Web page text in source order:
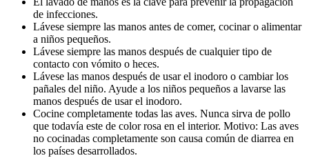
de infecciones.
Lávese siempre las manos antes de comer, cocinar o alimentar
a niños pequeños.
Lávese siempre las manos después de cualquier tipo de
contacto con vómito o heces.
Lávese las manos después de usar el inodoro o cambiar los
pañales del niño. Ayude a los niños pequeños a lavarse las
manos después de usar el inodoro.
Cocine completamente todas las aves. Nunca sirva de pollo
que todavía este de color rosa en el interior. Motivo: Las aves
no cocinadas completamente son causa común de diarrea en
los países desarrollados.